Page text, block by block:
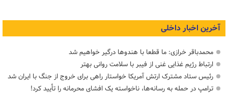
آخرین اخبار داخلی
محمدباقر خرازی: ما قطعا با هندوها درگیر خواهیم شد
ارتباط رژیم غذایی غنی از فیبر با سلامت روانی بهتر
رئیس ستاد مشترک ارتش آمریکا خواستار راهی برای خروج از جنگ با ایران شد
ترامپ در حمله‌ به رسانه‌ها، ناخواسته یک افشای محرمانه را تأیید کرد!